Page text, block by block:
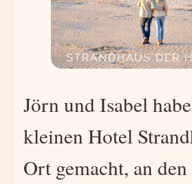
Jörn und Isabel
kleinen Hotel
Ort gemacht, an